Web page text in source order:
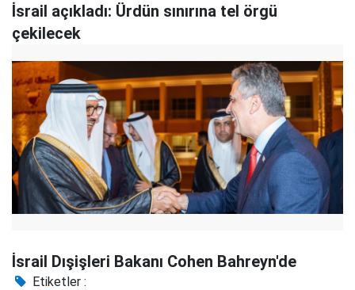
İsrail açıkladı: Ürdün sınırına tel örgü
çekilecek
İsrail Dışişleri Bakanı Cohen Bahreyn'de
Etiketler :